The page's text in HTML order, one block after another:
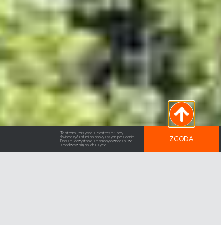
Ta strona korzysta z ciasteczek, aby
świadczyć usługi na najwyższym poziomie.
Dalsze korzystanie ze strony oznacza, że
zgadzasz się na ich użycie.
ZGODA